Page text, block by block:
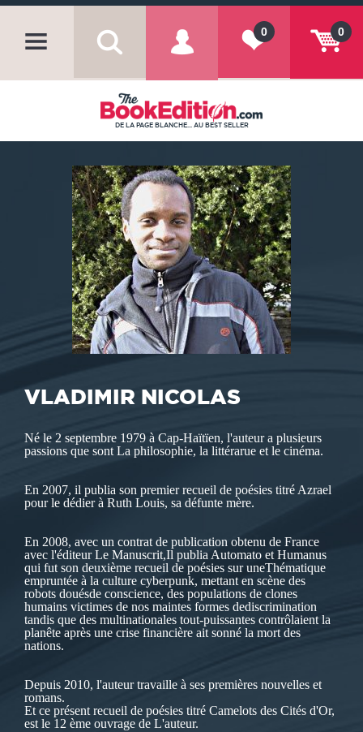
0
0
DE LA PAGE BLANCHE... AU BEST SELLER
VLADIMIR NICOLAS
Né le 2 septembre 1979 à Cap-Haïtïen, l'auteur a plusieurs
passions que sont La philosophie, la littérarue et le cinéma.
En 2007, il publia son premier recueil de poésies titré Azrael
pour le dédier à Ruth Louis, sa défunte mère.
En 2008, avec un contrat de publication obtenu de France
avec l'éditeur Le Manuscrit,Il publia Automato et Humanus
qui fut son deuxième recueil de poésies sur uneThématique
empruntée à la culture cyberpunk, mettant en scène des
robots douésde conscience, des populations de clones
humains victimes de nos maintes formes dediscrimination
tandis que des multinationales tout-puissantes contrôlaient la
planête après une crise financière ait sonné la mort des
nations.
Depuis 2010, l'auteur travaille à ses premières nouvelles et
romans.
Et ce présent recueil de poésies titré Camelots des Cités d'Or,
est le 12 ème ouvrage de L'auteur.